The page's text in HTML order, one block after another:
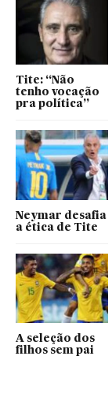
Tite: “Não
tenho vocação
pra política”
Neymar desafia
a ética de Tite
A seleção dos
filhos sem pai